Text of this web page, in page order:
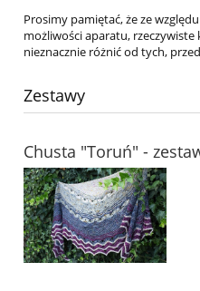
Prosimy pamiętać, że ze
możliwości aparatu,
nieznacznie różnić od tych,
Zestawy
Chusta "Toruń" -